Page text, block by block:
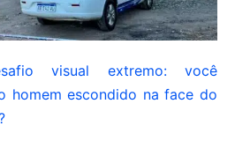
visual extremo: você
homem escondido na face do